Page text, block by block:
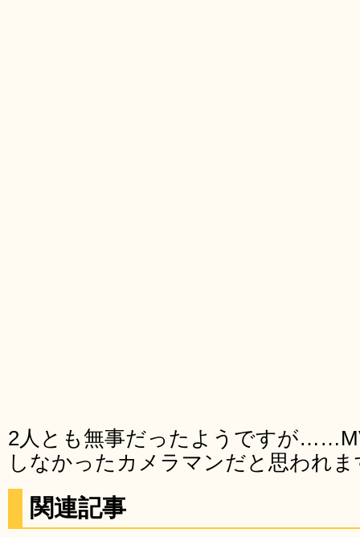
2人とも無事だったようですが
しなかったカメラマンだと思われま
関連記事